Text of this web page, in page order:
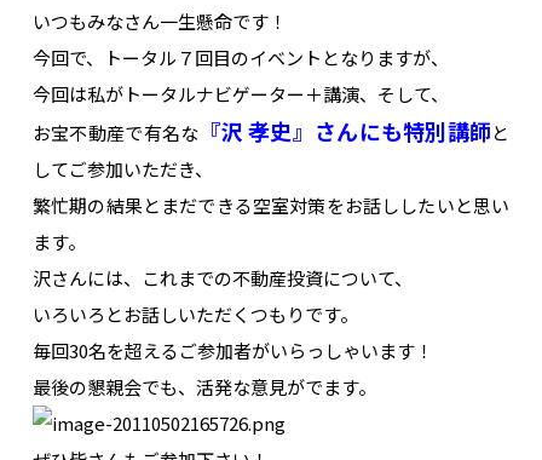
いつもみなさん一生懸命です！
今回で、トータル７回目のイベントとなりますが、
今回は私がトータルナビゲーター＋講演、そして、
お宝不動産で有名な 『沢 孝史』さんにも特別講師と
してご参加いただき、
繁忙期の結果とまだできる空室対策をお話ししたいと思い
ます。
沢さんには、これまでの不動産投資について、
いろいろとお話しいただくつもりです。
毎回30名を超えるご参加者がいらっしゃいます！
最後の懇親会でも、活発な意見がでます。